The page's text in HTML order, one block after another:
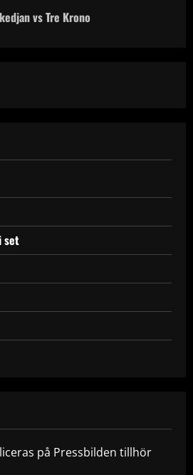
vs Tre Krono
set
på Pressbilden tillhör